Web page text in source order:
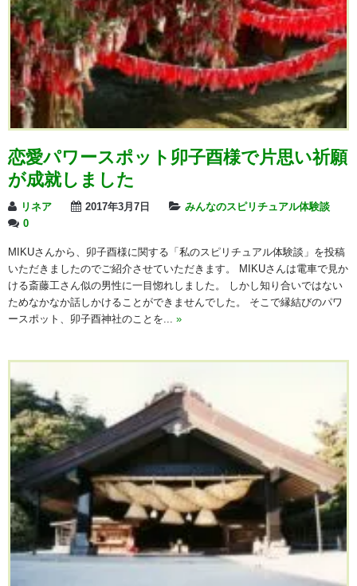
恋愛パワースポット卯子酉様で片思い祈願
が成就しました
リネア 2017年3月7日
みんなのスピリチュアル体験談
0
MIKUさんから、卯子酉様に関する「私のスピリチュアル体験談」を投稿
いただきましたのでご紹介させていただきます。 MIKUさんは電車で見か
ける斎藤工さん似の男性に一目惚れしました。 しかし知り合いではない
ためなかなか話しかけることができませんでした。 そこで縁結びのパワ
ースポット、卯子酉神社のことを... »